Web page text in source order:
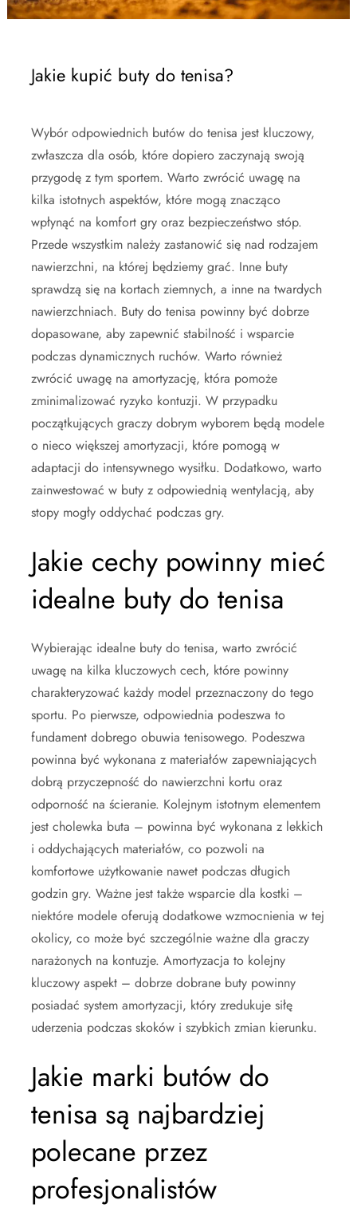
Jakie kupić buty do tenisa?
Wybór odpowiednich butów do tenisa jest kluczowy,
zwłaszcza dla osób, które dopiero zaczynają swoją
przygodę z tym sportem. Warto zwrócić uwagę na
kilka istotnych aspektów, które mogą znacząco
wpłynąć na komfort gry oraz bezpieczeństwo stóp.
Przede wszystkim należy zastanowić się nad rodzajem
nawierzchni, na której będziemy grać. Inne buty
sprawdzą się na kortach ziemnych, a inne na twardych
nawierzchniach. Buty do tenisa powinny być dobrze
dopasowane, aby zapewnić stabilność i wsparcie
podczas dynamicznych ruchów. Warto również
zwrócić uwagę na amortyzację, która pomoże
zminimalizować ryzyko kontuzji. W przypadku
początkujących graczy dobrym wyborem będą modele
o nieco większej amortyzacji, które pomogą w
adaptacji do intensywnego wysiłku. Dodatkowo, warto
zainwestować w buty z odpowiednią wentylacją, aby
stopy mogły oddychać podczas gry.
Jakie cechy powinny mieć
idealne buty do tenisa
Wybierając idealne buty do tenisa, warto zwrócić
uwagę na kilka kluczowych cech, które powinny
charakteryzować każdy model przeznaczony do tego
sportu. Po pierwsze, odpowiednia podeszwa to
fundament dobrego obuwia tenisowego. Podeszwa
powinna być wykonana z materiałów zapewniających
dobrą przyczepność do nawierzchni kortu oraz
odporność na ścieranie. Kolejnym istotnym elementem
jest cholewka buta – powinna być wykonana z lekkich
i oddychających materiałów, co pozwoli na
komfortowe użytkowanie nawet podczas długich
godzin gry. Ważne jest także wsparcie dla kostki –
niektóre modele oferują dodatkowe wzmocnienia w tej
okolicy, co może być szczególnie ważne dla graczy
narażonych na kontuzje. Amortyzacja to kolejny
kluczowy aspekt – dobrze dobrane buty powinny
posiadać system amortyzacji, który zredukuje siłę
uderzenia podczas skoków i szybkich zmian kierunku.
Jakie marki butów do
tenisa są najbardziej
polecane przez
profesjonalistów